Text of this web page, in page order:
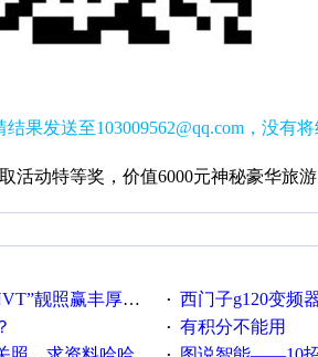
果发送至103009562@qq.com，没有
活动特等奖，价值6000元神秘豪华旅游
靓照赢丰厚礼品 · 西门子g120变频
· 有积分不能用